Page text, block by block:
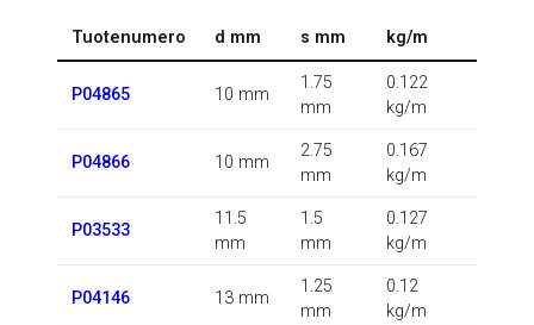
Tuotenumero d mm s mm kg/m
P04865 10 mm
1.75
mm
0.122
kg/m
P04866 10 mm
2.75
mm
0.167
kg/m
P03533
11.5
mm
1.5
mm
0.127
kg/m
P04146 13 mm
1.25
mm
0.12
kg/m